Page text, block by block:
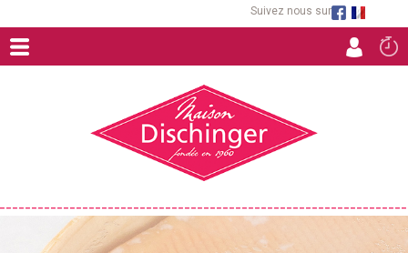
Suivez nous sur
FROMAGES FERMIERS
RACLETTES ET FONDUES
TOURTES